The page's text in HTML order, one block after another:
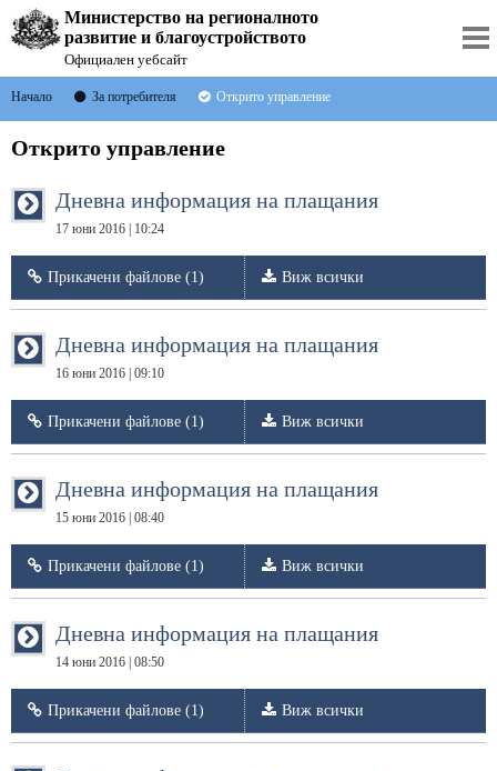
Министерство на регионалното
развитие и благоустройството
Официален уебсайт
Начало За потребителя Открито управление
Открито управление
Дневна информация на плащания
17 юни 2016 | 10:24
Прикачени файлове (1) Виж всички
Дневна информация на плащания
16 юни 2016 | 09:10
Прикачени файлове (1) Виж всички
Дневна информация на плащания
15 юни 2016 | 08:40
Прикачени файлове (1) Виж всички
Дневна информация на плащания
14 юни 2016 | 08:50
Прикачени файлове (1) Виж всички